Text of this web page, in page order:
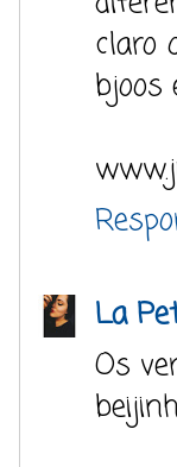
claro
bjoos
La
Os